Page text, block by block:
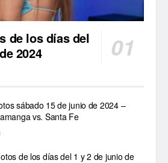
de los días del
2024
sábado 15 de junio de 2024 –
vs. Santa Fe
de los días del 1 y 2 de junio de